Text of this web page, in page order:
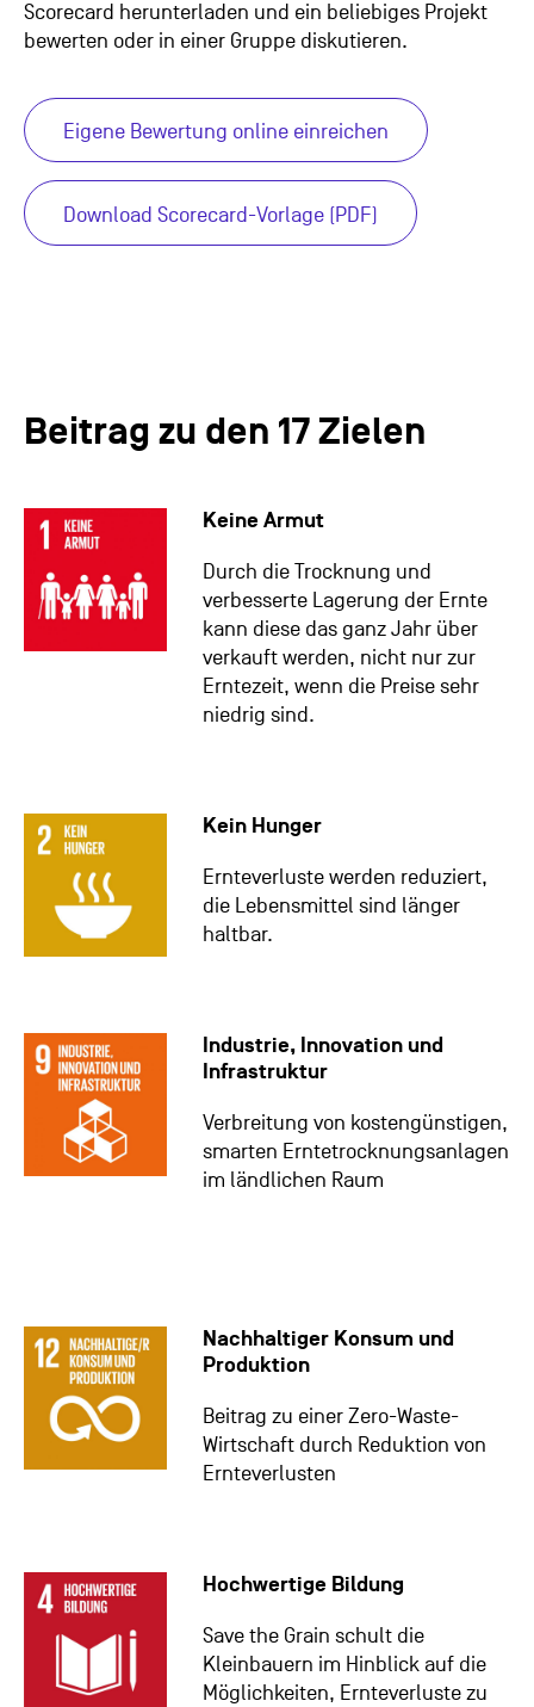
Scorecard herunterladen und ein beliebiges Projekt
bewerten oder in einer Gruppe diskutieren.
Eigene Bewertung online einreichen
Download Scorecard-Vorlage (PDF)
Beitrag zu den 17 Zielen
Keine Armut
Durch die Trocknung und
verbesserte Lagerung der Ernte
kann diese das ganz Jahr über
verkauft werden, nicht nur zur
Erntezeit, wenn die Preise sehr
niedrig sind.
Kein Hunger
Ernteverluste werden reduziert,
die Lebensmittel sind länger
haltbar.
Industrie, Innovation und
Infrastruktur
Verbreitung von kostengünstigen,
smarten Erntetrocknungsanlagen
im ländlichen Raum
Nachhaltiger Konsum und
Produktion
Beitrag zu einer Zero-Waste-
Wirtschaft durch Reduktion von
Ernteverlusten
Hochwertige Bildung
Save the Grain schult die
Kleinbauern im Hinblick auf die
Möglichkeiten, Ernteverluste zu